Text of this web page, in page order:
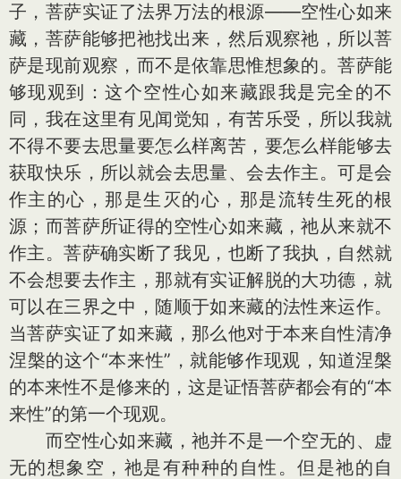
子，菩萨实证了法界万法的根源——空性心如来
藏，菩萨能够把祂找出来，然后观察祂，所以菩
萨是现前观察，而不是依靠思惟想象的。菩萨能
够现观到：这个空性心如来藏跟我是完全的不
同，我在这里有见闻觉知，有苦乐受，所以我就
不得不要去思量要怎么样离苦，要怎么样能够去
获取快乐，所以就会去思量、会去作主。可是会
作主的心，那是生灭的心，那是流转生死的根
源；而菩萨所证得的空性心如来藏，祂从来就不
作主。菩萨确实断了我见，也断了我执，自然就
不会想要去作主，那就有实证解脱的大功德，就
可以在三界之中，随顺于如来藏的法性来运作。
当菩萨实证了如来藏，那么他对于本来自性清净
涅槃的这个“本来性”，就能够作现观，知道涅槃
的本来性不是修来的，这是证悟菩萨都会有的“本
来性”的第一个现观。
而空性心如来藏，祂并不是一个空无的、虚
无的想象空，祂是有种种的自性。但是祂的自